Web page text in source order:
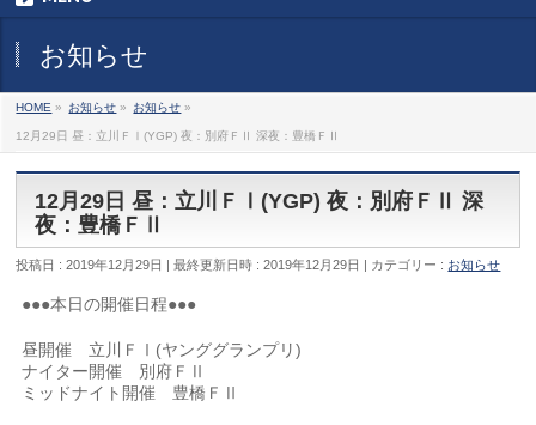
お知らせ
HOME » お知らせ » お知らせ »
12月29日 昼：立川ＦⅠ(YGP) 夜：別府ＦⅡ 深夜：豊橋ＦⅡ
12月29日 昼：立川ＦⅠ(YGP) 夜：別府ＦⅡ 深
夜：豊橋ＦⅡ
投稿日 : 2019年12月29日 最終更新日時 : 2019年12月29日 カテゴリー : お知らせ
●●●本日の開催日程●●●
昼開催 立川ＦⅠ(ヤンググランプリ)
ナイター開催 別府ＦⅡ
ミッドナイト開催 豊橋ＦⅡ